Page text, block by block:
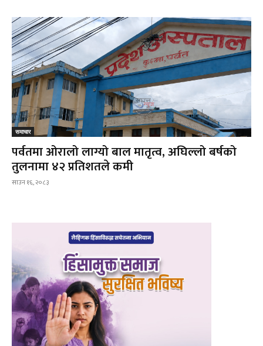
समाचार
पर्वतमा ओरालो लाग्यो बाल मातृत्व, अघिल्लो बर्षको
तुलनामा ४२ प्रतिशतले कमी
साउन १६, २०८३